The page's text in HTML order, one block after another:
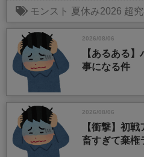
モンスト 夏休み2026 超
2026/08/06
【あるある
事になる件
2026/08/06
【衝撃】初
畜すぎて棄権